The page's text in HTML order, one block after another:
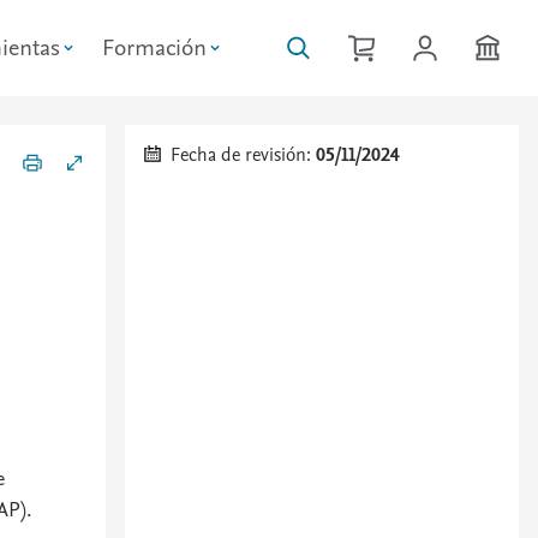
Formación
Fecha de revisión:05/11/2024